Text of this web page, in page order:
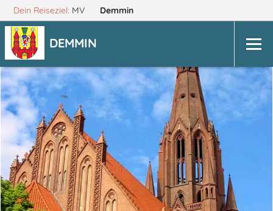
Dein Reiseziel: MV Demmin
DEMMIN